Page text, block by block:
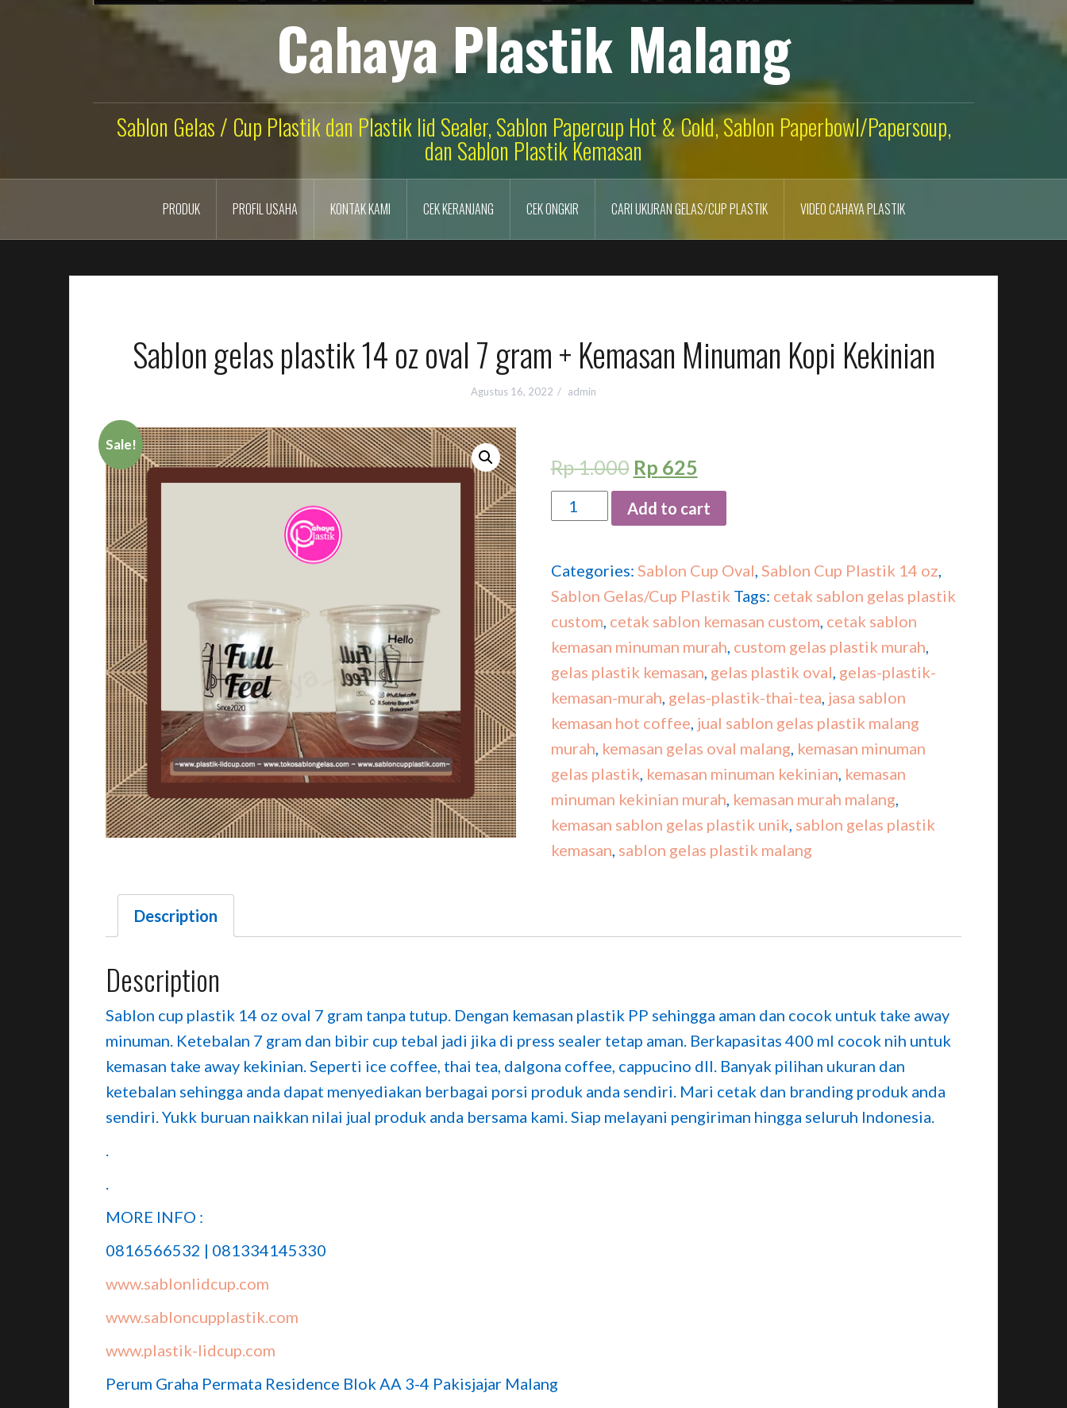
Cahaya Plastik Malang
Sablon Gelas / Cup Plastik dan Plastik lid Sealer, Sablon Papercup Hot & Cold, Sablon Paperbowl/Papersoup,
dan Sablon Plastik Kemasan
PRODUK PROFIL USAHA KONTAK KAMI CEK KERANJANG CEK ONGKIR CARI UKURAN GELAS/CUP PLASTIK VIDEO CAHAYA PLASTIK
Sablon gelas plastik 14 oz oval 7 gram + Kemasan Minuman Kopi Kekinian
Agustus 16, 2022 admin
Sale!
Rp1.000 Rp 625
Quantity Add to cart
Categories: Sablon Cup Oval, Sablon Cup Plastik 14 oz,
Sablon Gelas/Cup Plastik Tags: cetak sablon gelas plastik
custom, cetak sablon kemasan custom, cetak sablon
kemasan minuman murah, custom gelas plastik murah,
gelas plastik kemasan, gelas plastik oval, gelas-plastik-
kemasan-murah, gelas-plastik-thai-tea, jasa sablon
kemasan hot coffee, jual sablon gelas plastik malang
murah, kemasan gelas oval malang, kemasan minuman
gelas plastik, kemasan minuman kekinian, kemasan
minuman kekinian murah, kemasan murah malang,
kemasan sablon gelas plastik unik, sablon gelas plastik
kemasan, sablon gelas plastik malang
Description
Description
Sablon cup plastik 14 oz oval 7 gram tanpa tutup. Dengan kemasan plastik PP sehingga aman dan cocok untuk take away
minuman. Ketebalan 7 gram dan bibir cup tebal jadi jika di press sealer tetap aman. Berkapasitas 400 ml cocok nih untuk
kemasan take away kekinian. Seperti ice coffee, thai tea, dalgona coffee, cappucino dll. Banyak pilihan ukuran dan
ketebalan sehingga anda dapat menyediakan berbagai porsi produk anda sendiri. Mari cetak dan branding produk anda
sendiri. Yukk buruan naikkan nilai jual produk anda bersama kami. Siap melayani pengiriman hingga seluruh Indonesia.
MORE INFO :
0816566532 | 081334145330
www.sablonlidcup.com
www.sabloncupplastik.com
www.plastik-lidcup.com
Perum Graha Permata Residence Blok AA 3-4 Pakisjajar Malang